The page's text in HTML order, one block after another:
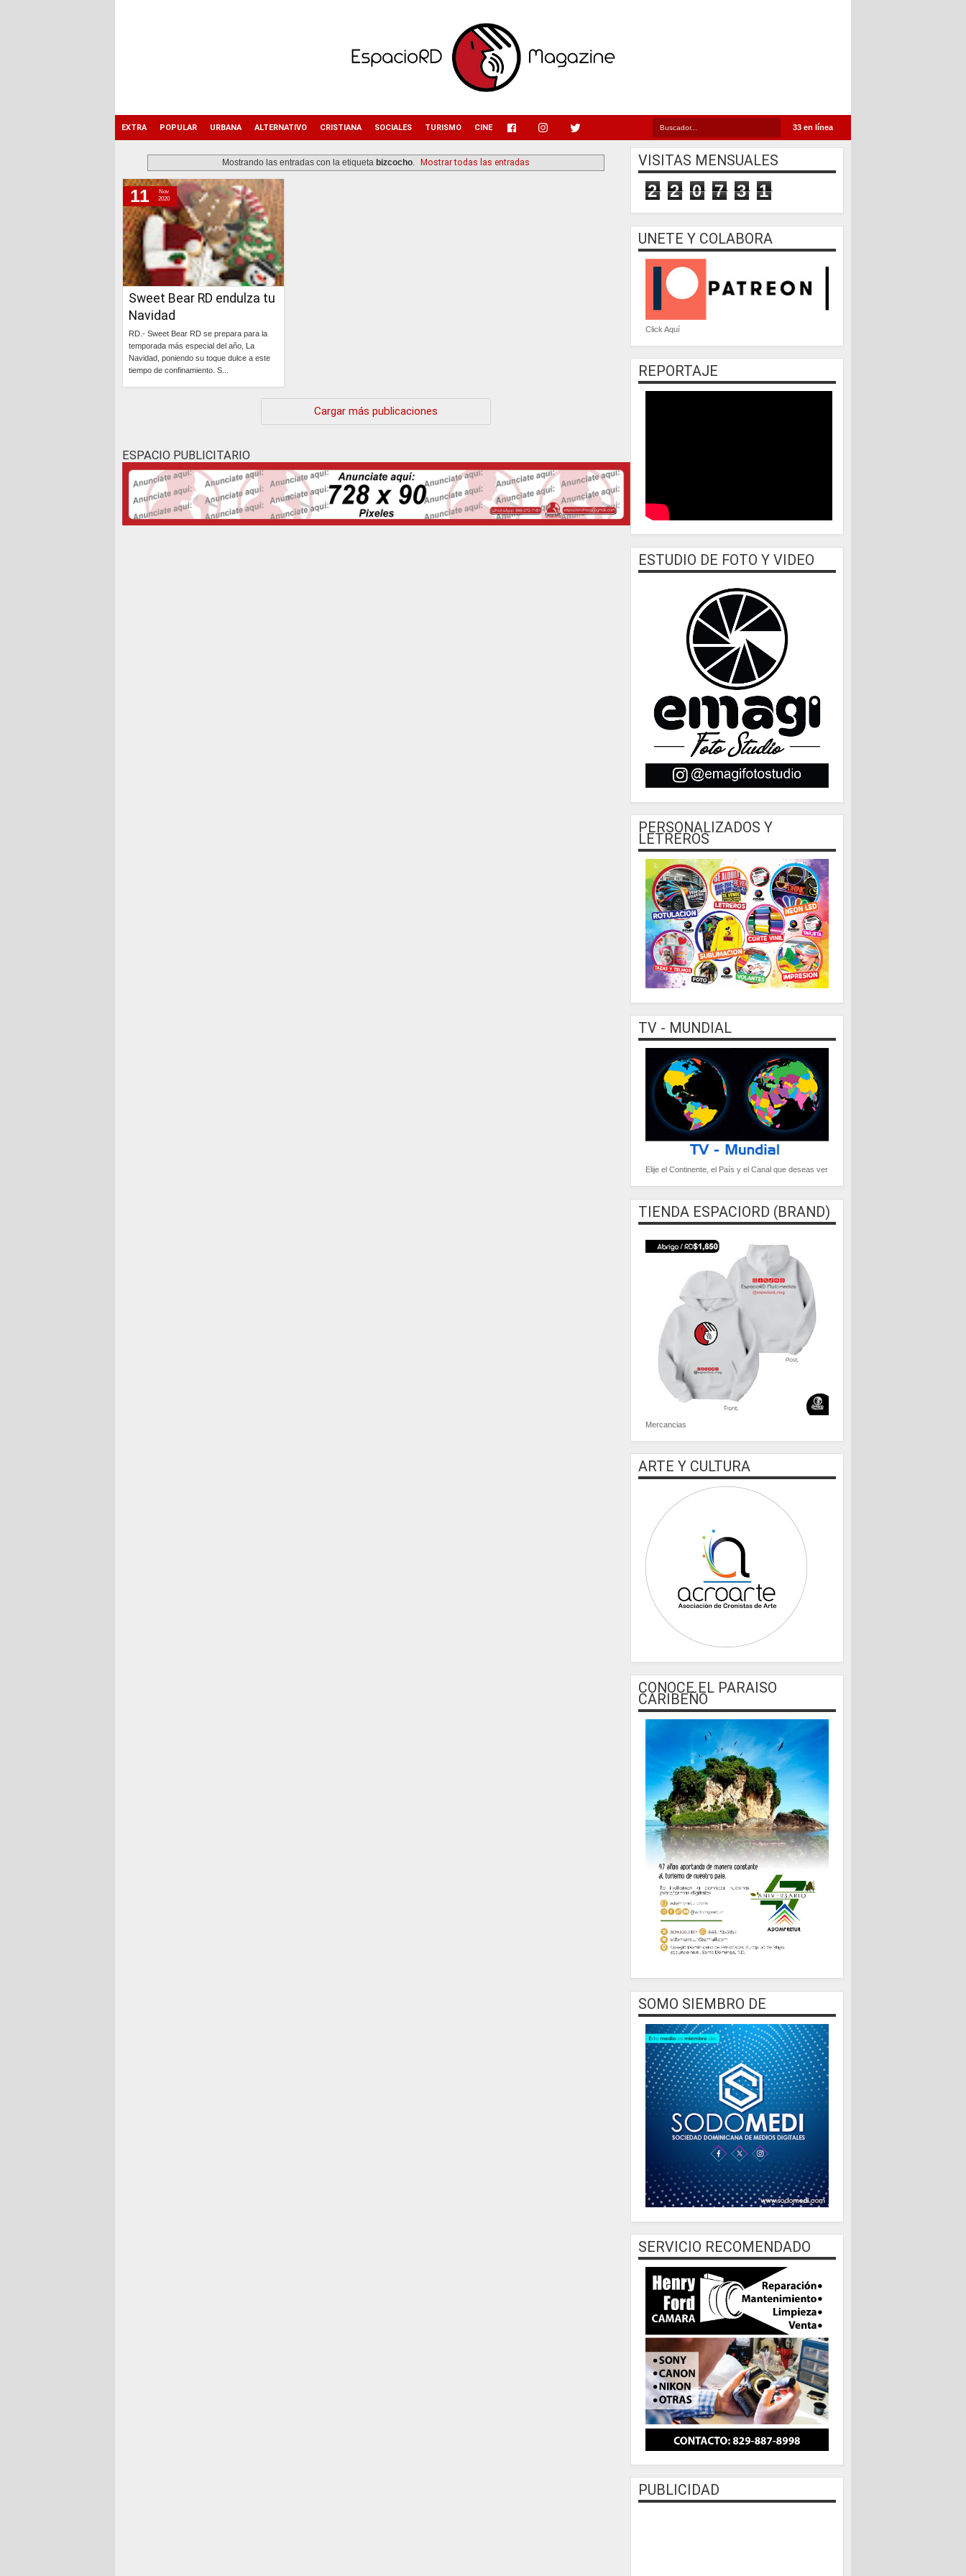
33 en línea
EXTRA POPULAR URBANA ALTERNATIVO CRISTIANA SOCIALES TURISMO CINE
Mostrando las entradas con la etiquetabizcocho Mostrar todas las entradas
miércoles, 11 de noviembre de 2020
Sweet Bear RD endulza tu
Navidad
RD.- Sweet Bear RD se prepara para la
temporada más especial del año, La
Navidad, poniendo su toque dulce a este
tiempo de confinamiento. S...
11
Nov
2020
Cargar más publicaciones
ESPACIO PUBLICITARIO
VISITAS MENSUALES
2 2 0 7 3 1
UNETE Y COLABORA
Click Aquí
REPORTAJE
ESTUDIO DE FOTO Y VIDEO
PERSONALIZADOS Y
LETREROS
TV - MUNDIAL
Elije el Continente, el País y el Canal que deseas ver
TIENDA ESPACIORD (BRAND)
Mercancias
ARTE Y CULTURA
CONOCE EL PARAISO
CARIBEÑO
SOMO SIEMBRO DE
SERVICIO RECOMENDADO
PUBLICIDAD